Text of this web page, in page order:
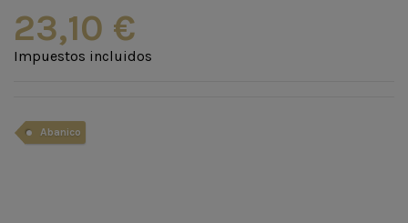
23,10 €
Impuestos incluidos
Abanico